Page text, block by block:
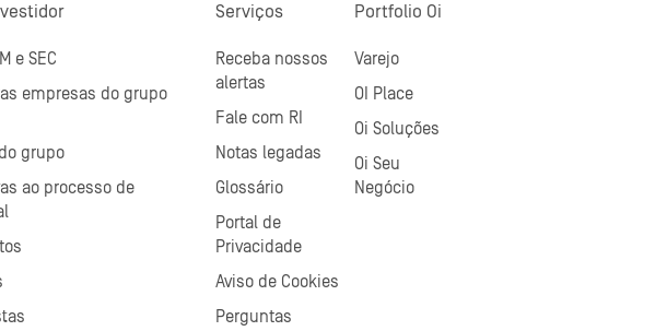
e SEC
empresas do grupo
grupo
ao processo de
Serviços
Receba nossos
alertas
Fale com RI
Notas legadas
Glossário
Portal de
Privacidade
Aviso de Cookies
Perguntas
Portfolio Oi
Varejo
OI Place
Oi Soluções
Oi Seu
Negócio